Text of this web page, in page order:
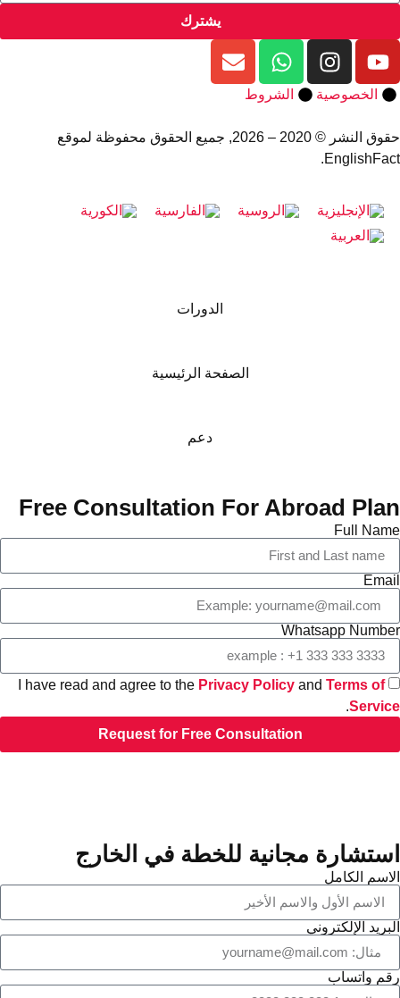
يشترك
الخصوصية الشروط
حقوق النشر © 2020 – 2026, جميع الحقوق محفوظة لموقع
الدورات
الصفحة الرئيسية
دعم
Free Consultation For Abroad
Full
Whatsapp
I have read and agree to thePrivacy PolicyandTerms of
.
Request for Free Consultation
مجانية للخطة في الخارج
الكامل
الإلكتروني
واتساب